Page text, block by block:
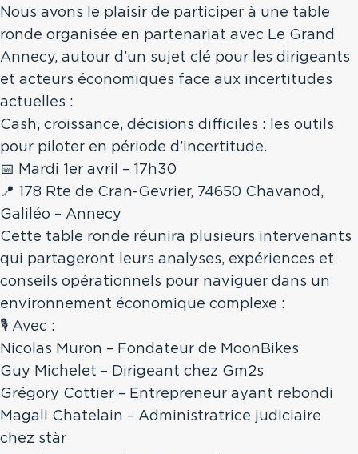
Comté
Toutes nos régions
Nous avons le plaisir de participer à une table
ronde organisée en partenariat avec Le Grand
Annecy, autour d’un sujet clé pour les dirigeants
et acteurs économiques face aux incertitudes
actuelles :
Cash, croissance, décisions difficiles : les outils
pour piloter en période d’incertitude.
📅 Mardi 1er avril – 17h30
📍 178 Rte de Cran-Gevrier, 74650 Chavanod ,
Galiléo – Annecy
Cette table ronde réunira plusieurs intervenants
qui partageront leurs analyses, expériences et
conseils opérationnels pour naviguer dans un
environnement économique complexe :
🎙️ Avec :
Nicolas Muron – Fondateur de MoonBikes
Guy Michelet – Dirigeant chez Gm2s
Grégory Cottier – Entrepreneur ayant rebondi
Magali Chatelain – Administratrice judiciaire
chez stàr